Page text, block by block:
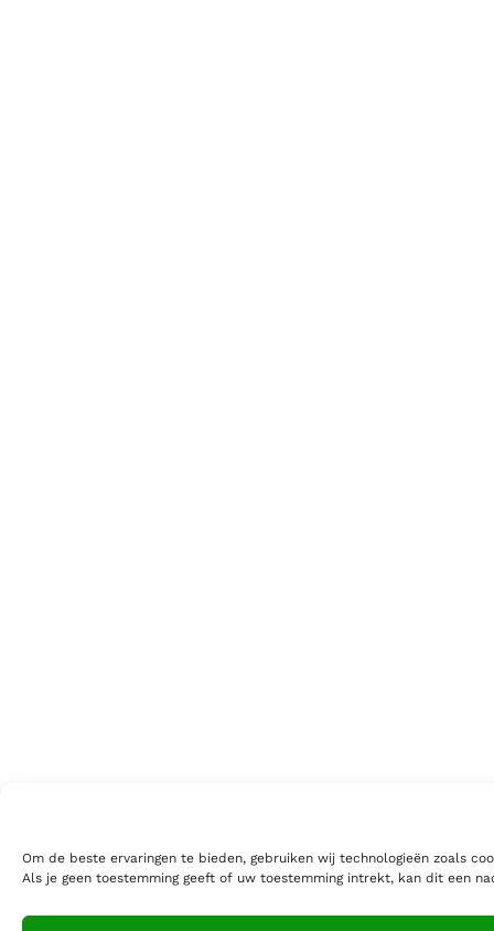
Om de beste ervaringen te bieden, gebruiken wij technologieën zoals
Als je geen toestemming geeft of uw toestemming intrekt, kan dit een